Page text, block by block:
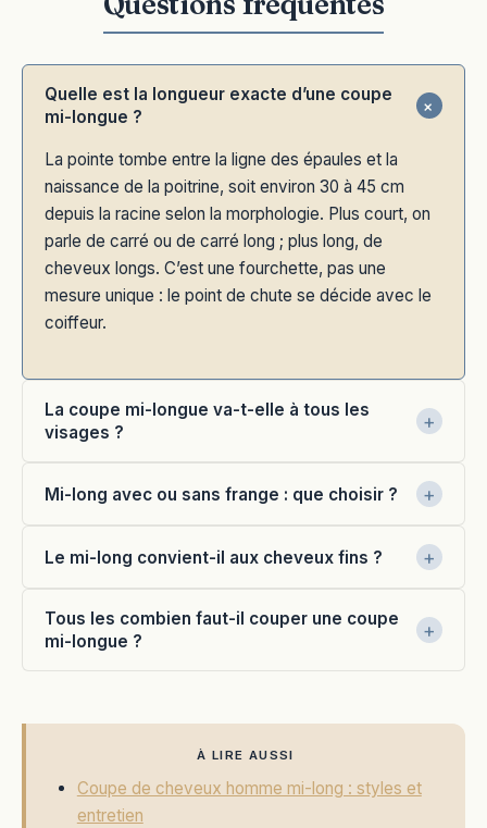
Quelle est la longueur exacte d’une coupe
mi-longue ?
La pointe tombe entre la ligne des épaules et la
naissance de la poitrine, soit environ 30 à 45 cm
depuis la racine selon la morphologie. Plus court, on
parle de carré ou de carré long ; plus long, de
cheveux longs. C’est une fourchette, pas une
mesure unique : le point de chute se décide avec le
coiffeur.
La coupe mi-longue va-t-elle à tous les
visages ?
Mi-long avec ou sans frange : que choisir ?
Le mi-long convient-il aux cheveux fins ?
Tous les combien faut-il couper une coupe
mi-longue ?
À LIRE AUSSI
Coupe de cheveux homme mi-long : styles et
entretien